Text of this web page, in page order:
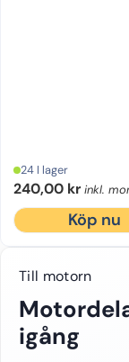
24 I lager
240,00 kr inkl.
Köp nu
Till motorn
igång